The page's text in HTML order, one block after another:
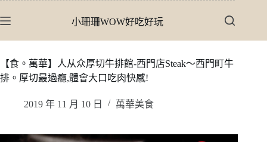
至
內
容
小珊珊WOW好吃好玩
【食。萬華】人从众厚切牛排館-西門店Steak〜西門町牛
排。厚切最過癮,體會大口吃肉快感!
2019 年 11 月 10 日 萬華美食